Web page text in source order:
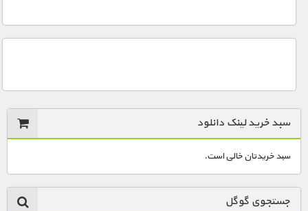
سبد خرید لینک دانلود
سبد خریدتان خالی است.
جستجوی گوگل